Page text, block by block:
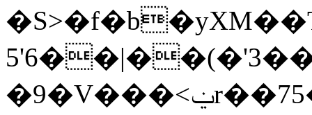
�9�V���<ݔr��75��s.f��7�N�(�5R��Ǚ�����z